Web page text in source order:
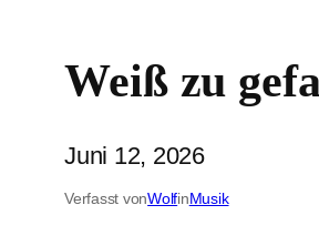
Weiß zu
Juni 12, 2026
Verfasst vonWolfinMusik